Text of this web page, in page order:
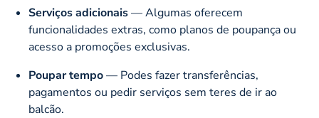
Serviços adicionais— Algumas oferecem
funcionalidades extras, como planos de poupança ou
acesso a promoções exclusivas.
Poupar tempo— Podes fazer transferências,
pagamentos ou pedir serviços sem teres de ir ao
balcão.